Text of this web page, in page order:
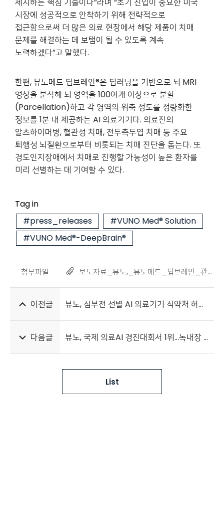
시장에 성공적으로 안착하기 위해 전략적으로
접근함으로써 더 많은 의료 현장에서 해당 제품이 치매
문제를 해결하는 데 보탬이 될 수 있도록 계속
노력하겠다”고 말했다.
한편, 뷰노메드 딥브레인®은 딥러닝을 기반으로 뇌 MRI
영상을 분석해 뇌 영역을 100여개 이상으로 분할
(Parcellation)하고 각 영역의 위축 정도를 정량화한
정보를 1분 내 제공하는 AI 의료기기다. 의료진의
알츠하이머병, 혈관성 치매, 전두측두엽 치매 등 주요
퇴행성 뇌질환으로부터 비롯되는 치매 진단을 돕는다. 또
경도인지장애에서 치매로 진행할 가능성이 높은 환자를
미리 선별하는 데 기여할 수 있다.
Tag in
#press_releases
#VUNO Med® Solution
#VUNO Med®-DeepBrain®
첨부파일 보도자료_뷰노,_뷰노메드_딥브레인_관련_기술_2건_미국_특허_등록_20240730.pdf
이전글 뷰노, 심부전 선별 AI 의료기기 식약처 허가 획득
다음글 뷰노, 국제 의료AI 경진대회서 1위…녹내장 판독 글로벌 경쟁력 입증
List